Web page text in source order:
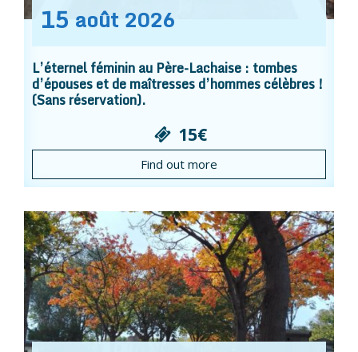
15 août 2026
L’éternel féminin au Père-Lachaise : tombes
d’épouses et de maîtresses d’hommes célèbres !
(Sans réservation).
15€
Find out more